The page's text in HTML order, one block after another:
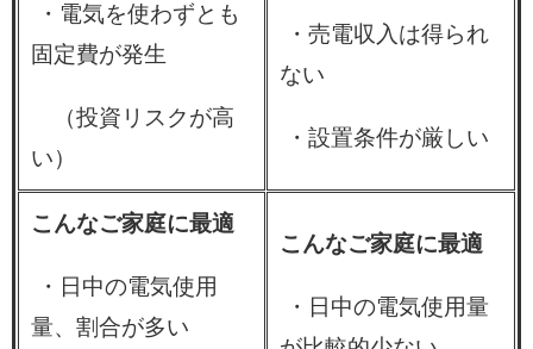
・電気を使わずとも
固定費が発生
（投資リスクが高
い）
・売電収入は得られ
ない
・設置条件が厳しい
こんなご家庭に最適
・日中の電気使用
量、割合が多い
こんなご家庭に最適
・日中の電気使用量